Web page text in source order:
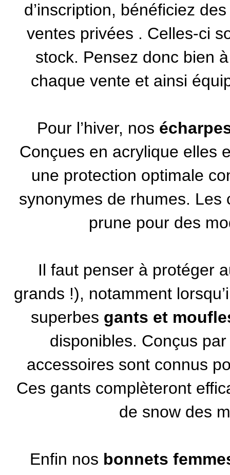
d’inscription, bénéficiez
ventes privées . Celles-ci
stock. Pensez donc bien
chaque vente et ainsi
Pour l’hiver, nos
Conçues en acrylique elles
une protection optimale
synonymes de rhumes.
prune pour des
Il faut penser à protéger
grands !), notamment
superbes gants et
disponibles. Conçus
accessoires sont connus
Ces gants complèteront
de snow des
Enfin nos bonnets